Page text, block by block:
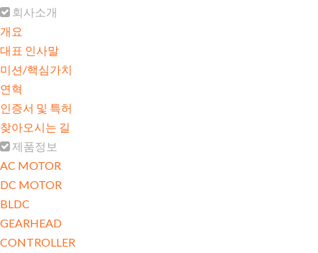
회사소개
개요
대표 인사말
미션/핵심가치
연혁
인증서 및 특허
찾아오시는 길
제품정보
AC MOTOR
DC MOTOR
BLDC
GEARHEAD
CONTROLLER